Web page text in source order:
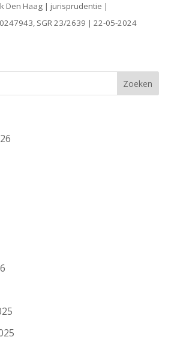
Den Haag | jurisprudentie |
SGR 23/2639 | 22-05-2024